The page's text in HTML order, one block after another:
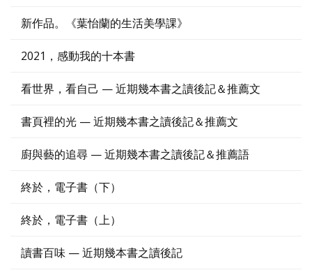
新作品。《葉怡蘭的生活美學課》
2021，感動我的十本書
看世界，看自己 — 近期幾本書之讀後記＆推薦文
書頁裡的光 — 近期幾本書之讀後記＆推薦文
廚與藝的追尋 — 近期幾本書之讀後記＆推薦語
終於，電子書（下）
終於，電子書（上）
讀書百味 — 近期幾本書之讀後記